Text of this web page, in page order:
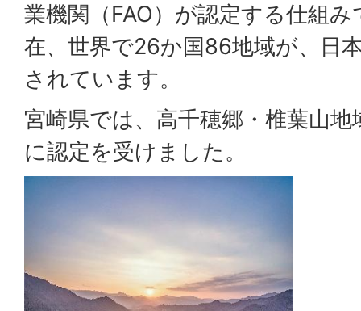
業機関（FAO）が認定する仕組み
在、世界で26か国86地域が、日
されています。
宮崎県では、高千穂郷・椎葉山
に認定を受けました。